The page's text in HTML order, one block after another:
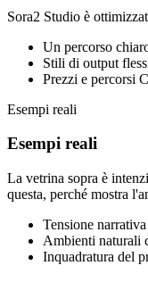
Sora2 Studio è
Un percorso
Stili di output
Prezzi e percorsi
Esempi reali
Esempi reali
La vetrina sopra è
questa, perché mostra
Tensione
Ambienti naturali
Inquadratura del